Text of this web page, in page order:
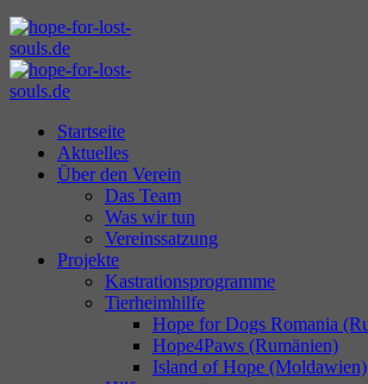
Startseite
Aktuelles
Über den Verein
Das Team
Was wir tun
Vereinssatzung
Projekte
Kastrationsprogramme
Tierheimhilfe
Hope for Dogs Romania
Hope4Paws (Rumänien)
Island of Hope (Moldawien)